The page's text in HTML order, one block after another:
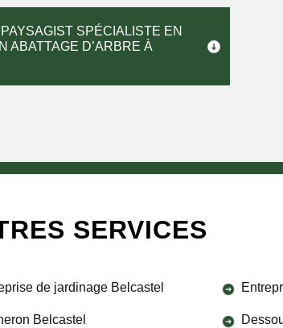
SPÉCIALISTE EN
ABATTAGE D’ARBRE À
SERVICES
de jardinage Belcastel
Belcastel